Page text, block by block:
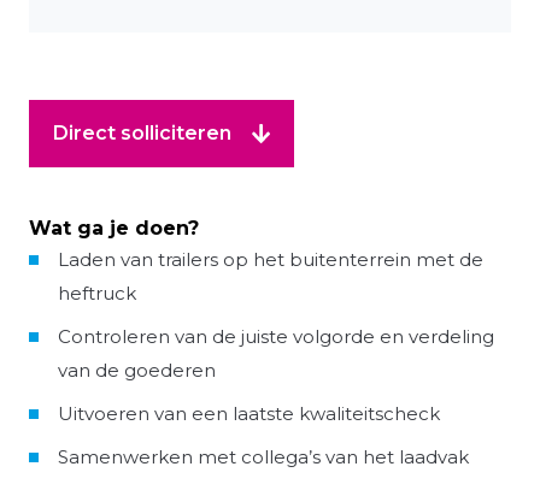
Direct solliciteren
Wat ga je doen?
Laden van trailers op het buitenterrein met de
heftruck
Controleren van de juiste volgorde en verdeling
van de goederen
Uitvoeren van een laatste kwaliteitscheck
Samenwerken met collega’s van het laadvak